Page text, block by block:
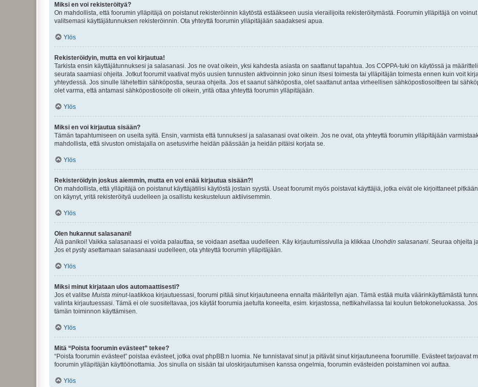
Miksi en voi rekisteröityä?
On mahdollista, että foorumin ylläpitäjä on poistanut rekisteröinnin käytöstä estääkseen uusia vierailijoita rekisteröitymästä. Foorumin ylläpitäjä on
valitsemasi käyttäjätunnuksen rekisteröinnin. Ota yhteyttä foorumin ylläpitäjään saadaksesi apua.
Ylös
Rekisteröidyin, mutta en voi kirjautua!
Tarkista ensin käyttäjätunnuksesi ja salasanasi. Jos ne ovat oikein, yksi kahdesta asiasta on saattanut tapahtua. Jos COPPA-tuki on käytössä ja
seurata saamiasi ohjeita. Jotkut foorumit vaativat myös uusien tunnusten aktivoinnin joko sinun itsesi toimesta tai ylläpitäjän toimesta ennen kuin voit
yhteydessä. Jos sinulle lähetettiin sähköpostia, seuraa ohjeita. Jos et saanut sähköpostia, olet saattanut antaa virheellisen sähköpostiosoitteen tai
olet varma, että antamasi sähköpostiosoite oli oikein, yritä ottaa yhteyttä foorumin ylläpitäjään.
Ylös
Miksi en voi kirjautua sisään?
Tämän tapahtumiseen on useita syitä. Ensin, varmista että tunnuksesi ja salasanasi ovat oikein. Jos ne ovat, ota yhteyttä foorumin ylläpitäjään
mahdollista, että sivuston omistajalla on asetusvirhe heidän päässään ja heidän pitäisi korjata se.
Ylös
Rekisteröidyin joskus aiemmin, mutta en voi enää kirjautua sisään?!
On mahdollista, että ylläpitäjä on poistanut käyttäjätilisi käytöstä jostain syystä. Useat foorumit myös poistavat käyttäjiä, jotka eivät ole kirjoittaneet
on käynyt, yritä rekisteröityä uudelleen ja osallistu keskusteluun aktiivisemmin.
Ylös
Olen hukannut salasanani!
Älä panikoi! Vaikka salasanaasi ei voida palauttaa, se voidaan asettaa uudelleen. Käy kirjautumissivulla ja klikkaa Unohdin salasanani . Seuraa ohjeita
Jos et pysty asettamaan salasanaasi uudelleen, ota yhteyttä foorumin ylläpitäjään.
Ylös
Miksi minut kirjataan ulos automaattisesti?
Jos et valitse Muista minut-laatikkoa kirjautuessasi, foorumi pitää sinut kirjautuneena ennalta määritellyn ajan. Tämä estää muita väärinkäyttämästä
valinta kirjautuessasi. Tämä ei ole suositeltavaa, jos käytät foorumia jaetulta koneelta, esim. kirjastossa, nettikahvilassa tai koulun tietokoneluokassa.
tämän toiminnon käyttämisen.
Ylös
Mitä “Poista foorumin evästeet” tekee?
“Poista foorumin evästeet” poistaa evästeet, jotka ovat phpBB:n luomia. Ne tunnistavat sinut ja pitävät sinut kirjautuneena foorumille. Evästeet tarjoavat
foorumin ylläpitäjän käyttöönottamia. Jos sinulla on sisään tai uloskirjautumisen kanssa ongelmia, foorumin evästeiden poistaminen voi auttaa.
Ylös